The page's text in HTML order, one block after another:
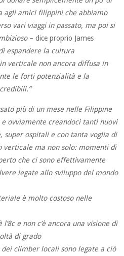
agli amici filippini che abbiamo
vari viaggi in passato, ma poi si
– dice proprio James
espandere la cultura
verticale non ancora diffusa in
le forti potenzialità e la
più di un mese nelle Filippine
ovviamente creandoci tanti nuovi
super ospitali e con tanta voglia di
verticale ma non solo: momenti di
che ci sono effettivamente
legate allo sviluppo del mondo
è molto costoso nelle
e non c’è ancora una visione di
di grado
climber locali sono legate a ciò